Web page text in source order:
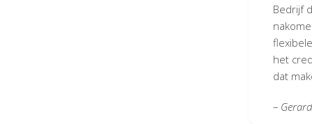
Bedrijf
het
dat
– Gerard